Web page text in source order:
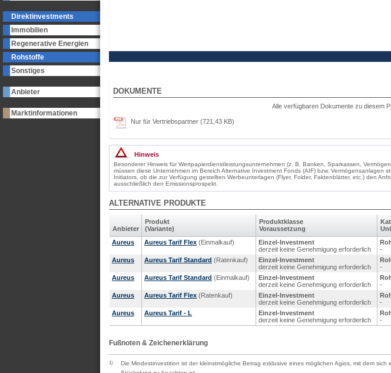
Direktinvestments
Immobilien
Regenerative Energien
Rohstoffe
Sonstiges
Anbieter
Marktinformationen
DOKUMENTE
Alle verfügbaren Dokumente zu diesem
Nur für Vertriebspartner (721,43 KB)
Hinweis
Besonderer Hinweis für Wertpapierdienstleistungsunternehmen (z. B. Banken, Sparkassen,
müssen diese Unternehmen im Bereich Alternative Investment Fonds (AIF) bzw.
Initiators, ob die zur Verfügung gestellten Werbeunterlagen (Flyer, Folder, Faktenblätter, etc.) den
ausschließlich den Emissionsprospekt.
ALTERNATIVE PRODUKTE
Anbieter
Produkt
(Variante)
Produkt­klasse
Voraus­setzung
Aureus
Aureus Tarif Flex (Einmalkauf)
Einzel-Investment
derzeit keine Genehmigung erforderlich
-
Aureus Aureus Tarif Standard (Ratenkauf)
Einzel-Investment
derzeit keine Genehmigung erforderlich
-
Aureus Aureus Tarif Standard (Einmalkauf)
Einzel-Investment
derzeit keine Genehmigung erforderlich
-
Aureus Aureus Tarif Flex (Ratenkauf)
Einzel-Investment
derzeit keine Genehmigung erforderlich
-
Aureus Aureus Tarif - L
Einzel-Investment
derzeit keine Genehmigung erforderlich
-
Fußnoten & Zeichenerklärung
1)
Die Mindestinvestition ist der kleinstmögliche Betrag exklusive eines möglichen Agios, mit dem